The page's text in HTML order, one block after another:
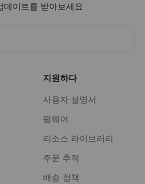
이트를 받아보세요
지원하다
사용자 설명서
펌웨어
리소스 라이브러리
주문 추적
배송 정책